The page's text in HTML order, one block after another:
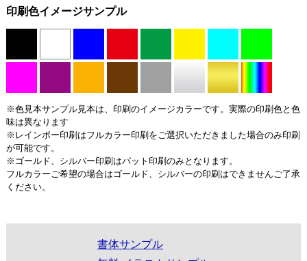
印刷色イメージサンプル
※色見本サンプル見本は、印刷のイメージカラーです。実際の印刷色と色
味は異なります
※レインボー印刷はフルカラー印刷をご選択いただきました場合のみ印刷
が可能です。
※ゴールド、シルバー印刷はパット印刷のみとなります。
フルカラーご希望の場合はゴールド、シルバーの印刷はできませんご了承
ください。
書体サンプル